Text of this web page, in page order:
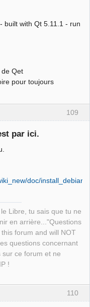
built with Qt 5.11.1 - run
Qet
pour toujours
109
par ici.
doc/install_debian
Libre, tu sais que tu ne
en arrière..."Questions
forum and will NOT
questions concernant
sur ce forum et ne
!
110